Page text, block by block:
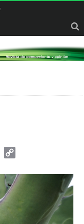
WhatsApp